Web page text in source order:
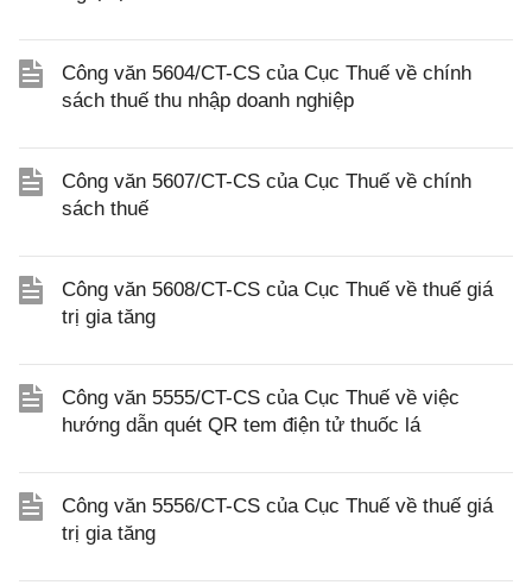
Công văn 5604/CT-CS của Cục Thuế về chính
sách thuế thu nhập doanh nghiệp
Công văn 5607/CT-CS của Cục Thuế về chính
sách thuế
Công văn 5608/CT-CS của Cục Thuế về thuế giá
trị gia tăng
Công văn 5555/CT-CS của Cục Thuế về việc
hướng dẫn quét QR tem điện tử thuốc lá
Công văn 5556/CT-CS của Cục Thuế về thuế giá
trị gia tăng